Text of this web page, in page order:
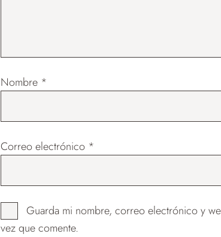
Nombre *
Correo electrónico *
Guarda mi nombre, correo electrónico y
vez que comente.